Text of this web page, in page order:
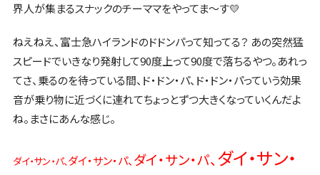
界人が集まるスナックのチーママをやってま～す💛
ねえねえ、富士急ハイランドのドドンパって知ってる？ あの突然猛
スピードでいきなり発射して90度上って90度で落ちるやつ。あれっ
てさ、乗るのを待っている間、ド・ドン・パ、ド・ドン・パっていう効果
音が乗り物に近づくに連れてちょっとずつ大きくなっていくんだよ
ね。まさにあんな感じ。
ダイ・サン・パ、ダイ・サン・パ、ダイ・サン・パ、ダイ・サン・